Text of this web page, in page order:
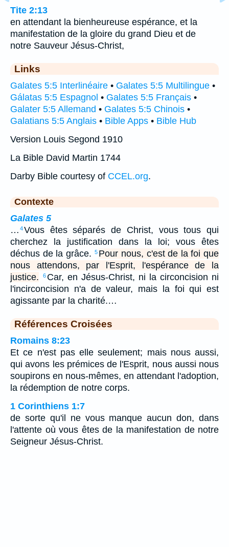
Tite 2:13
en attendant la bienheureuse espérance, et la
manifestation de la gloire du grand Dieu et de
notre Sauveur Jésus-Christ,
Links
Galates 5:5 Interlinéaire • Galates 5:5 Multilingue •
Gálatas 5:5 Espagnol • Galates 5:5 Français •
Galater 5:5 Allemand • Galates 5:5 Chinois •
Galatians 5:5 Anglais • Bible Apps • Bible Hub
Version Louis Segond 1910
La Bible David Martin 1744
Darby Bible courtesy of CCEL.org.
Contexte
Galates 5
… 4Vous êtes séparés de Christ, vous tous qui
cherchez la justification dans la loi; vous êtes
déchus de la grâce.
5 Pour nous, c'est de la foi que
nous attendons, par l'Esprit, l'espérance de la
justice.
6 Car, en Jésus-Christ, ni la circoncision ni
l'incirconcision n'a de valeur, mais la foi qui est
agissante par la charité.…
Références Croisées
Romains 8:23
Et ce n'est pas elle seulement; mais nous aussi,
qui avons les prémices de l'Esprit, nous aussi nous
soupirons en nous-mêmes, en attendant l'adoption,
la rédemption de notre corps.
1 Corinthiens 1:7
de sorte qu'il ne vous manque aucun don, dans
l'attente où vous êtes de la manifestation de notre
Seigneur Jésus-Christ.